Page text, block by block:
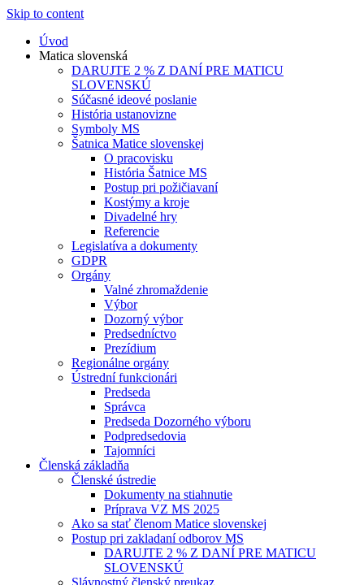
Skip to content
Úvod
Matica slovenská
DARUJTE 2 % Z DANÍ PRE MATICU
SLOVENSKÚ
Súčasné ideové poslanie
História ustanovizne
Symboly MS
Šatnica Matice slovenskej
O pracovisku
História Šatnice MS
Postup pri požičiavaní
Kostýmy a kroje
Divadelné hry
Referencie
Legislatíva a dokumenty
GDPR
Orgány
Valné zhromaždenie
Výbor
Dozorný výbor
Predsedníctvo
Prezídium
Regionálne orgány
Ústrední funkcionári
Predseda
Správca
Predseda Dozorného výboru
Podpredsedovia
Tajomníci
Členská základňa
Členské ústredie
Dokumenty na stiahnutie
Príprava VZ MS 2025
Ako sa stať členom Matice slovenskej
Postup pri zakladaní odborov MS
DARUJTE 2 % Z DANÍ PRE MATICU
SLOVENSKÚ
Slávnostný členský preukaz